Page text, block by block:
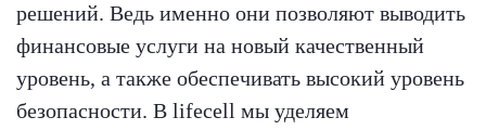
решений. Ведь именно они позволяют выводить
финансовые услуги на новый качественный
уровень, а также обеспечивать высокий уровень
безопасности. В lifecell мы уделяем